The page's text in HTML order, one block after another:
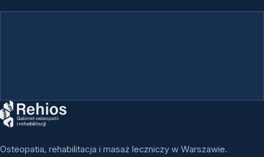
Osteopatia, rehabilitacja i masaż leczniczy w Warszawie.